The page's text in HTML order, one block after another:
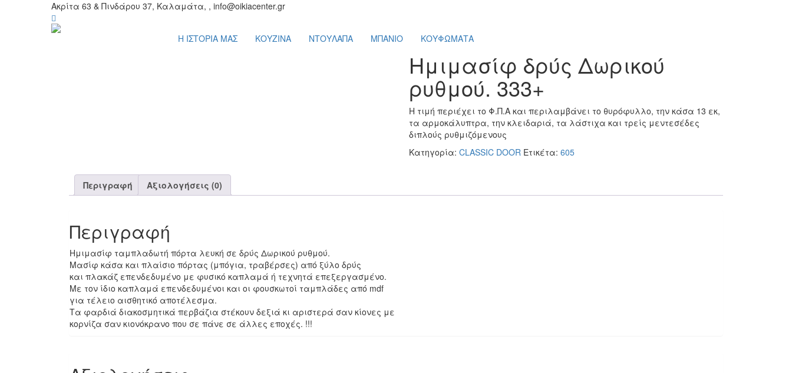
Ακρίτα 63 & Πινδάρου 37, Καλαμάτα, , info@oikiacenter.gr
Η ΙΣΤΟΡΙΑ ΜΑΣ ΚΟΥΖΙΝΑ ΝΤΟΥΛΑΠΑ ΜΠΑΝΙΟ ΚΟΥΦΩΜΑΤΑ
Ημιμασίφ δρύς Δωρικού
ρυθμού. 333+
Η τιμή περιέχει το Φ.Π.Α και περιλαμβάνει το θυρόφυλλο, την κάσα 13 εκ,
τα αρμοκάλυπτρα, την κλειδαριά, τα λάστιχα και τρείς μεντεσέδες
διπλούς ρυθμιζόμενους
Κατηγορία:CLASSIC DOOR Ετικέτα:605
Περιγραφή Αξιολογήσεις (0)
Περιγραφή
Ημιμασίφ ταμπλαδωτή πόρτα λευκή σε δρύς Δωρικού ρυθμού.
Μασίφ κάσα και πλαίσιο πόρτας (μπόγια, τραβέρσες) από ξύλο δρύς
και πλακάζ επενδεδυμένο με φυσικό καπλαμά ή τεχνητά επεξεργασμένο.
Με τον ίδιο καπλαμά επενδεδυμένοι και οι φουσκωτοί ταμπλάδες από mdf
για τέλειο αισθητικό αποτέλεσμα.
Τα φαρδιά διακοσμητικά περβάζια στέκουν δεξιά κι αριστερά σαν κίονες με
κορνίζα σαν κιονόκρανο που σε πάνε σε άλλες εποχές. !!!